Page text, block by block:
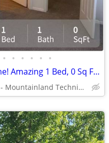
• • • • • •
Look no further! You are home! Amazing 1 Bed, 0 Sq Ft, great value!
Spanish Fork - Mountainland Technical College: Spanish Fork